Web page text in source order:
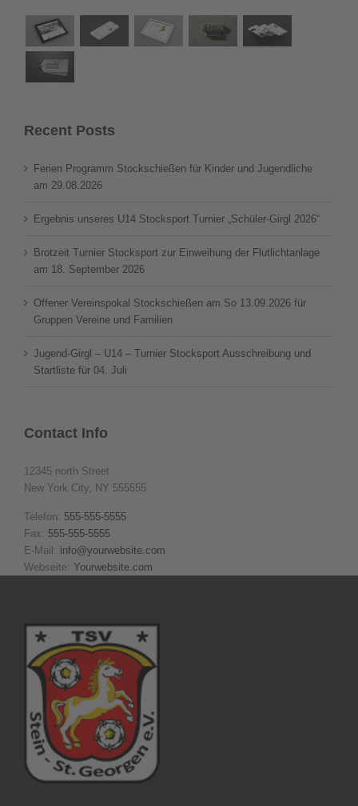
Recent Posts
Ferien Programm Stockschießen für Kinder und Jugendliche
am 29.08.2026
Ergebnis unseres U14 Stocksport Turnier „Schüler-Girgl 2026“
Brotzeit Turnier Stocksport zur Einweihung der Flutlichtanlage
am 18. September 2026
Offener Vereinspokal Stockschießen am So 13.09.2026 für
Gruppen Vereine und Familien
Jugend-Girgl – U14 – Turnier Stocksport Ausschreibung und
Startliste für 04. Juli
Contact Info
12345 north Street
New York City, NY 555555
Telefon: 555-555-5555
Fax: 555-555-5555
E-Mail: info@yourwebsite.com
Webseite: Yourwebsite.com